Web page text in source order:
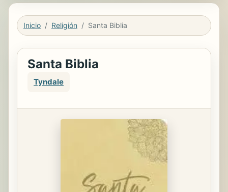
Inicio Religión Santa Biblia
Santa Biblia
Tyndale